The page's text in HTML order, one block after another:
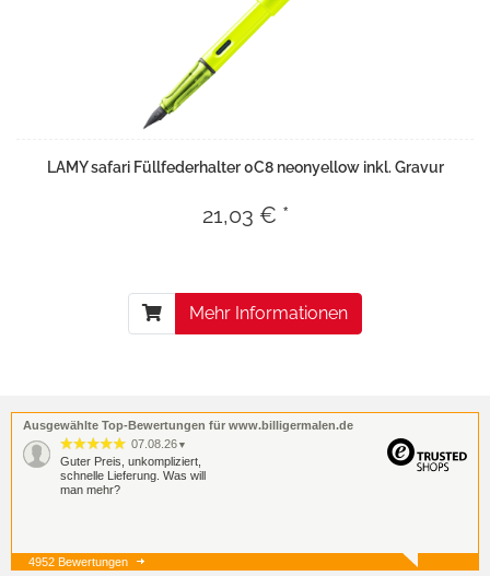
LAMY safari Füllfederhalter 0C8 neonyellow inkl. Gravur
21,03 € *
Mehr Informationen
Ausgewählte Top-Bewertungen für www.billigermalen.de
07.08.26 ▼
Guter Preis, unkompliziert,
schnelle Lieferung. Was will
man mehr?
07.08.26
4952 Bewertungen